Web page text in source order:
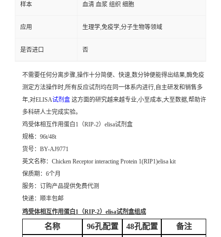
样本 血清 血浆 组织 细胞
应用 生理学,免疫学,分子生物等领域
是否进口 否
不需要任何分离步骤,操作十分简便、快速,数分钟便能得出结果,酶免疫
测定方法操作时,所有反应试剂均在同一体系内进行,自主研发和销售多
年,对ELISA试剂盒 这方面的研究越来越专业,小至成本,大至数据,帮助许
多科研人士完成实验。
鸡受体相互作用蛋白1（RIP-2）elisa试剂盒
规格：96t/48t
货号：BY-AJ9771
英文名称： Chicken Receptor interacting Protein 1(RIP1)elisa kit
保质期：6个月
服务：订购产品提供免费代测
快递：顺丰包邮
鸡受体相互作用蛋白1（RIP-2）elisa试剂盒组成
名称 96孔配置 48孔配置 备注